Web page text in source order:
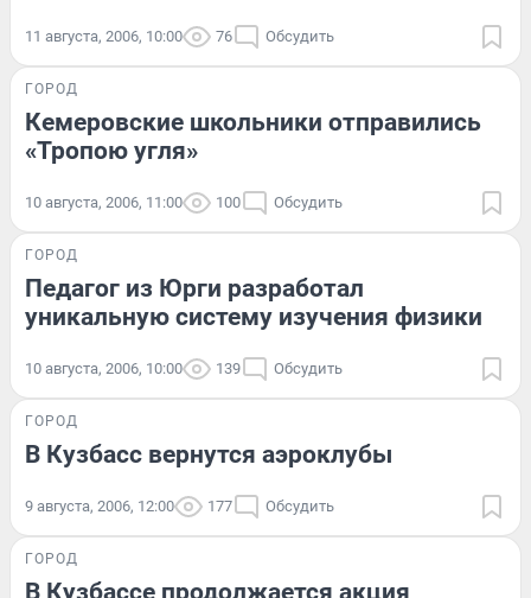
11 августа, 2006, 10:00 76 Обсудить
ГОРОД
Кемеровские школьники отправились
«Тропою угля»
10 августа, 2006, 11:00 100 Обсудить
ГОРОД
Педагог из Юрги разработал
уникальную систему изучения физики
10 августа, 2006, 10:00 139 Обсудить
ГОРОД
В Кузбасс вернутся аэроклубы
9 августа, 2006, 12:00 177 Обсудить
ГОРОД
В Кузбассе продолжается акция